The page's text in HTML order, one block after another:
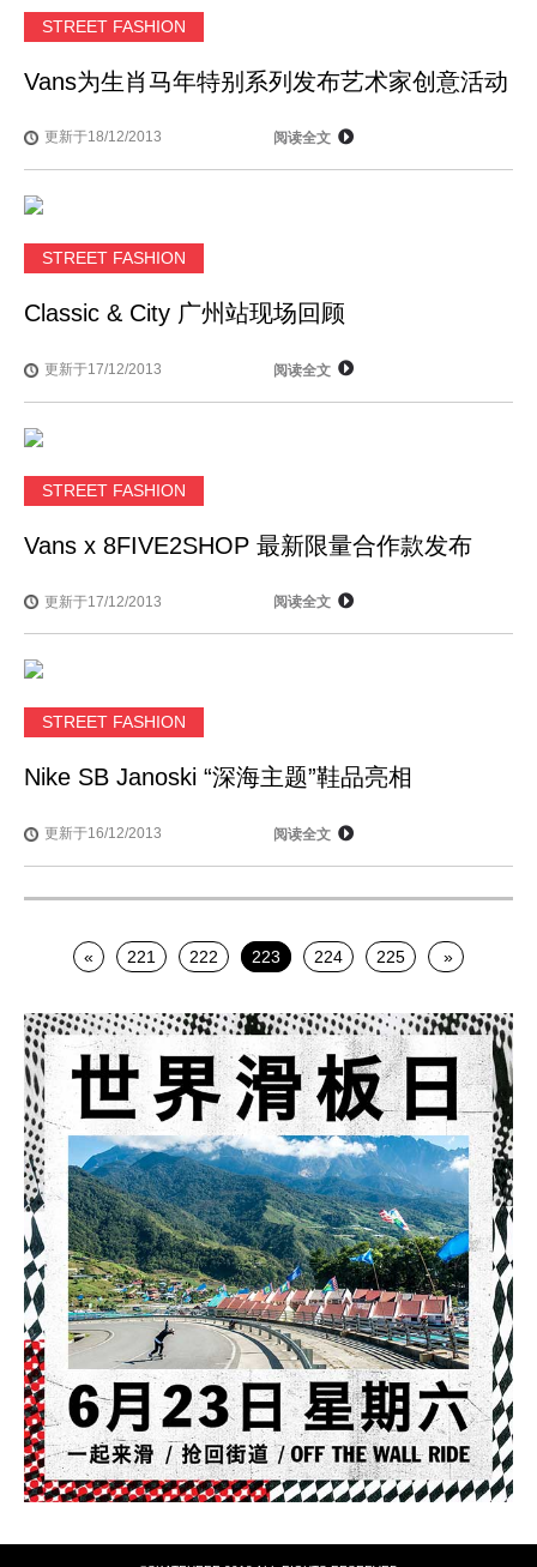
STREET FASHION
Vans为生肖马年特别系列发布艺术家创意活动
更新于18/12/2013 阅读全文
STREET FASHION
Classic & City 广州站现场回顾
更新于17/12/2013 阅读全文
STREET FASHION
Vans x 8FIVE2SHOP 最新限量合作款发布
更新于17/12/2013 阅读全文
STREET FASHION
Nike SB Janoski “深海主题”鞋品亮相
更新于16/12/2013 阅读全文
« 221 222 223 224 225 »